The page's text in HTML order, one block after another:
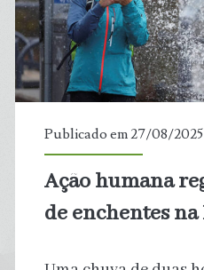
de
agosto
de
2025</span>
Publicado em 27/08/2025
Ação humana
de enchentes